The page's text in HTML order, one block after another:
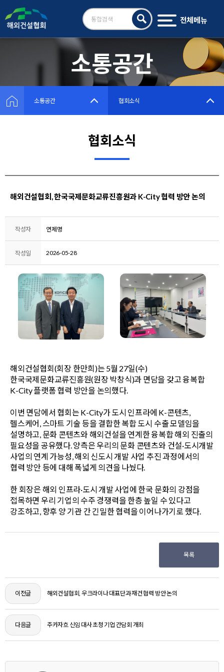
검
색
전체메뉴
소통공간
소통공간 협회소식
협회소식
해외건설협회, 한국국제문화교류진흥원과 K-City 협력 방안 논의
작성자 연제명
작성일 2026-05-28
해외건설협회(회장 한만희)는 5월 27일(수)
한국국제문화교류진흥원(원장 박창식)과 면담을 갖고 융복합
K-City 플랫폼 협력 방안을 논의했다.
이번 면담에서 협회는 K-City가 도시 인프라에 K-콘텐츠,
헬스케어, 스마트 기술 등을 결합한 복합 도시 수출 모델임을
설명하고, 문화 콘텐츠와 해외건설을 연계한 융복합 해외 진출의
필요성을 공유했다. 양측은 우리의 문화 콘텐츠와 건설·도시개발
사업의 연계 가능성, 해외 신도시 개발 사업 추진 과정에서의
협력 방안 등에 대해 폭넓게 의견을 나눴다.
한 회장은 해외 인프라·도시 개발 사업에 한국 문화의 강점을
접목하면 우리 기업의 수주 경쟁력을 한층 높일 수 있다고
강조하고, 향후 양 기관 간 긴밀한 협력을 이어나가기로 했다.
목록
이전글 해외건설협회, 우크라이나 대표단과 재건 협력 방안 논의
다음글 주카자흐 신임 대사 초청 기업 간담회 개최